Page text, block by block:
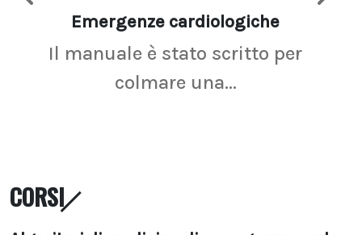
Emergenze cardiologiche
Il manuale è stato scritto per
colmare una...
CORSI